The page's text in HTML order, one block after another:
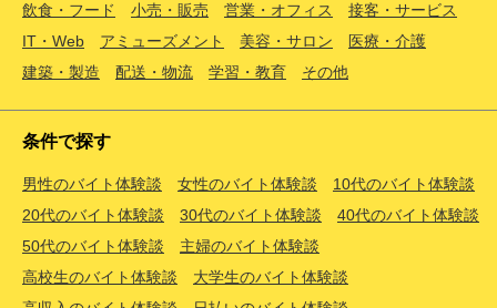
飲食・フード 小売・販売 営業・オフィス
接客・サービス
IT・Web
アミューズメント 美容・サロン
医療・介護
建築・製造
配送・物流 学習・教育 その他
条件で探す
男性のバイト体験談 女性のバイト体験談
10代のバイト体験談
20代のバイト体験談
30代のバイト体験談
40代のバイト体験談
50代のバイト体験談
主婦のバイト体験談
高校生のバイト体験談
大学生のバイト体験談